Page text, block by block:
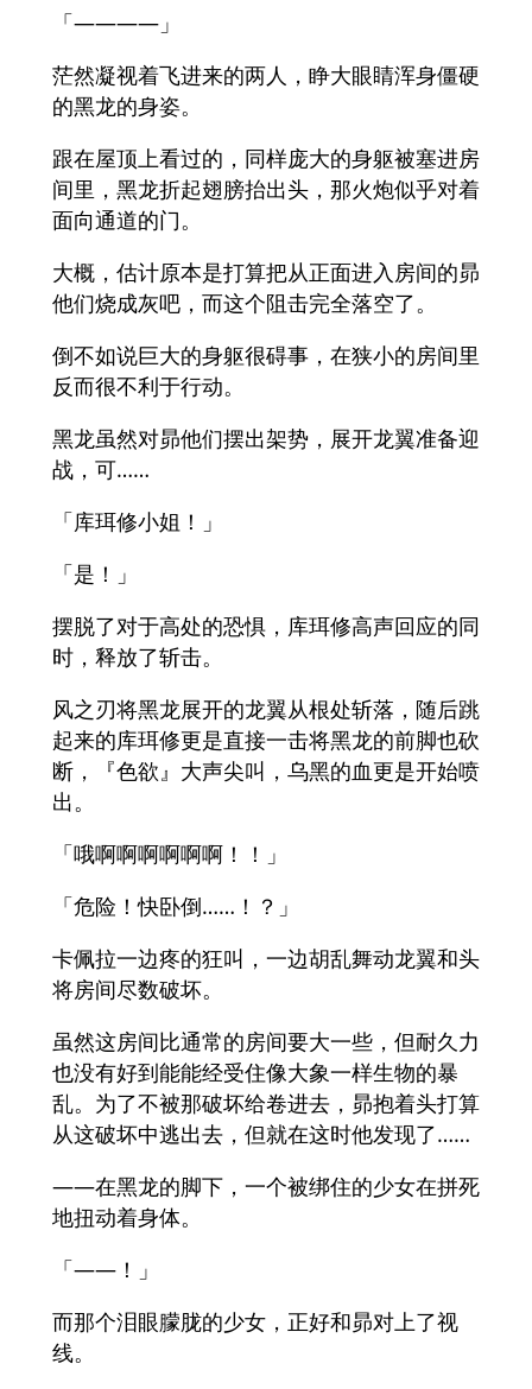
「――――」
茫然凝视着飞进来的两人，睁大眼睛浑身僵硬
的黑龙的身姿。
跟在屋顶上看过的，同样庞大的身躯被塞进房
间里，黑龙折起翅膀抬出头，那火炮似乎对着
面向通道的门。
大概，估计原本是打算把从正面进入房间的昴
他们烧成灰吧，而这个阻击完全落空了。
倒不如说巨大的身躯很碍事，在狭小的房间里
反而很不利于行动。
黑龙虽然对昴他们摆出架势，展开龙翼准备迎
战，可……
「库珥修小姐！」
「是！」
摆脱了对于高处的恐惧，库珥修高声回应的同
时，释放了斩击。
风之刃将黑龙展开的龙翼从根处斩落，随后跳
起来的库珥修更是直接一击将黑龙的前脚也砍
断，『色欲』大声尖叫，乌黑的血更是开始喷
出。
「哦啊啊啊啊啊啊！！」
「危险！快卧倒……！？」
卡佩拉一边疼的狂叫，一边胡乱舞动龙翼和头
将房间尽数破坏。
虽然这房间比通常的房间要大一些，但耐久力
也没有好到能能经受住像大象一样生物的暴
乱。为了不被那破坏给卷进去，昴抱着头打算
从这破坏中逃出去，但就在这时他发现了……
――在黑龙的脚下，一个被绑住的少女在拼死
地扭动着身体。
「――！」
而那个泪眼朦胧的少女，正好和昴对上了视
线。